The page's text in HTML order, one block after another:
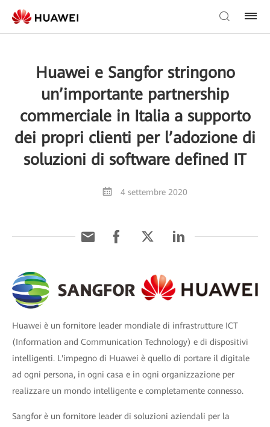
Huawei e Sangfor stringono
un’importante partnership
commerciale in Italia a supporto
dei propri clienti per l’adozione di
soluzioni di software defined IT
4 settembre 2020
Huawei è un fornitore leader mondiale di infrastrutture ICT
(Information and Communication Technology) e di dispositivi
intelligenti. L'impegno di Huawei è quello di portare il digitale
ad ogni persona, in ogni casa e in ogni organizzazione per
realizzare un mondo intelligente e completamente connesso.
Sangfor è un fornitore leader di soluzioni aziendali per la